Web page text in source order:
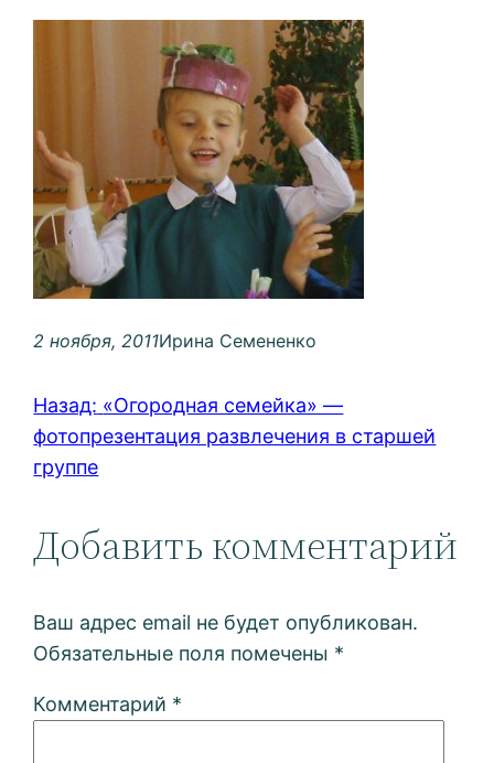
2 ноября, 2011Ирина Семененко
Назад: «Огородная семейка» —
фотопрезентация развлечения в старшей
группе
Добавить комментарий
Ваш адрес email не будет опубликован.
Обязательные поля помечены *
Комментарий *